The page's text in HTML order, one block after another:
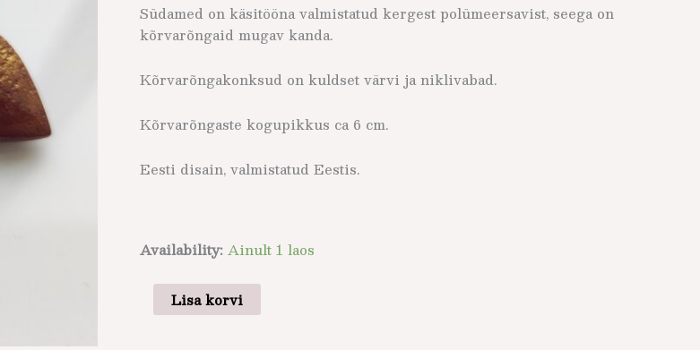
Südamed on käsitööna valmistatud kergest polümeersavist, seega on
kõrvarõngaid mugav kanda.
Kõrvarõngakonksud on kuldset värvi ja niklivabad.
Kõrvarõngaste kogupikkus ca 6 cm.
Eesti disain, valmistatud Eestis.
Availability: Ainult 1 laos
Lisa korvi